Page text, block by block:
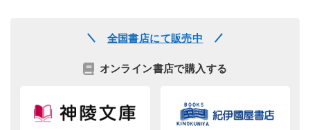
全国書店にて販売中
オンライン書店で購入する